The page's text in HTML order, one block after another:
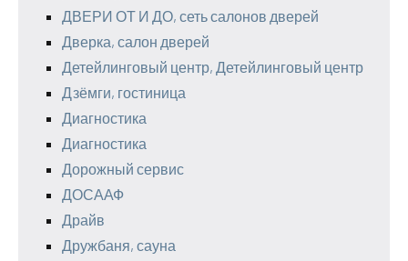
ДВЕРИ ОТ И ДО, сеть салонов дверей
Дверка, салон дверей
Детейлинговый центр, Детейлинговый центр
Дзёмги, гостиница
Диагностика
Диагностика
Дорожный сервис
ДОСААФ
Драйв
Дружбаня, сауна